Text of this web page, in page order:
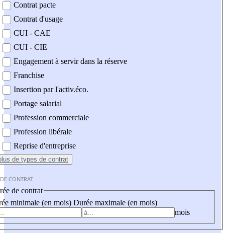
Contrat pacte
Contrat d'usage
CUI - CAE
CUI - CIE
Engagement à servir dans la réserve
Franchise
Insertion par l'activ.éco.
Portage salarial
Profession commerciale
Profession libérale
Reprise d'entreprise
de types de contrat
CONTRAT
de contrat
minimale (en mois) Durée maximale (en mois)
mois